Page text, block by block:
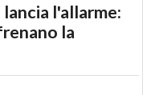
l'allarme:
la